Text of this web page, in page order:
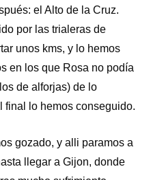
el Alto de la Cruz.
por las trialeras de
unos kms, y lo hemos
en los que Rosa no podía
de alforjas) de lo
final lo hemos conseguido.
gozado, y alli paramos a
llegar a Gijon, donde